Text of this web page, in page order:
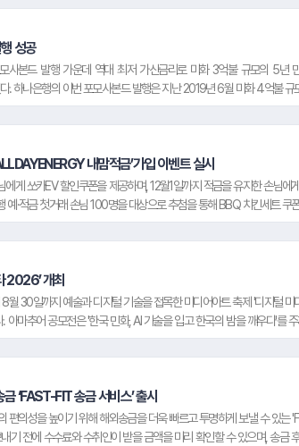
은 ▲청소년 대상 '글로벌
로그램' ▲초등학생 금융
'하나 둘 셋, 금융아 놀자!'
년을 위한 '금융교육 및
고 있다.
요 증가와 함께 국내 외국인 유학생 수가 꾸준히 늘고 있는 만큼, 하나
1일부터 'ISIC 국제학생증 인증비 지원 이벤트'도 실시할 계획이다. 하
학생 뿐 아니라 국내에 체류하는 모든 외국인 유학생 손님들의 금융편
서나 편리하게 하나은행의 금융혜택을 누릴 수 있도록 대학생 라이프
"고 밝혔다.
성공
사본드 발행 가운데 역대 최저 가산금리로 미화 3억불 규모의 5년
. 하나은행의 이번 포모사본드 발행은 지난 2019년 6월 미화 4억불 규
대만 시장에서 심리적 저항선으로 인식해왔던 70bp를 하회하는 가
제시했다는 점에서 의미가 있다. 하나은행은 이번 포모사본드 발행을
양한 통화와 상품을 활용해 안정적이고 경쟁력 있는 외화 조달 기반을 구
시장의 변동성이 확대된 상황에서도 포모사본드 시장에서 역대 최저
로벌 투자자들의 높은 신뢰가 있었기 때문이다"라며, "앞으로도 적극
다변화해 나가겠다"고 밝혔다.
내맘적금’가입 이벤트 실시
게 쏘카EV 할인쿠폰을 제공하며, 12월1일까지 적금을 유지한 손님에
예·적금 첫거래 손님 100명을 대상으로 추첨을 통해 BBQ 치킨세트 쿠
자세한 내용은 하나원큐, 현대닷컴 및 마이현대 이벤트 페이지에서 확
된다. 하나은행 신사업추진부 관계자는 "이번 이벤트는 금융과 생활
해 마련됐다." 며 "앞으로도 다양한 제휴를 통해 손님들이 체감할 수 있는
2026’ 개최
월 30일까지 예술과 디지털 기술을 접목한 미디어아트 축제 '디지털 미
마추어 공모전은 '한국 민화, AI 기술을 입고 한국의 밤을 깨우다'를
으며, 참가자들에게는 디지털 미디어아트 전문 교육기관과 연계한 교
지털 기술을 활용해 한국 민화를 재해석한 작품을 선보인다. 이번 행사
넥스트' 홈페이지와 '디지털 미디어아트 페스타' 홈페이지 에서 확인할 수
‘FAST-FIT 송금 서비스’ 출시
편의성을 높이기 위해 해외송금을 더욱 빠르고 투명하게 보낼 수 있는
기 전에 수수료와 수취인이 받을 금액을 미리 확인할 수 있으며, 송금
#현대해상화재보험
#KB국민카드
#녹십자
#SPC그룹
#한국콜마
#넥센타이어
#대우건설
#이디야커피